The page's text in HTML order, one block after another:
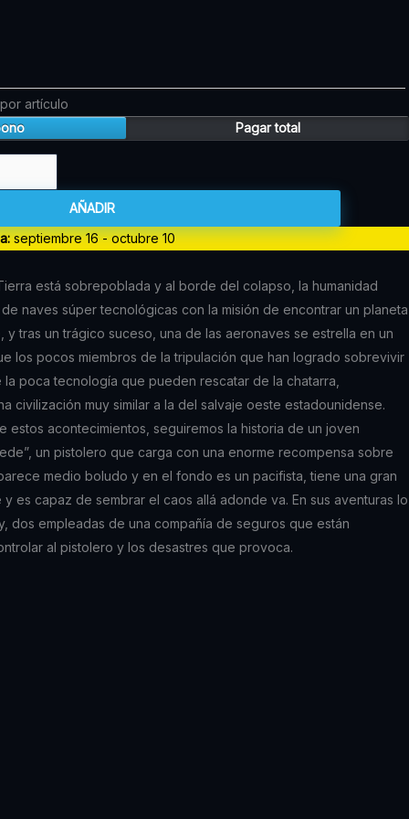
por artículo
Pagar total
AÑADIR
septiembre 16 - octubre 10
está sobrepoblada y al borde del colapso, la humanidad
naves súper tecnológicas con la misión de encontrar un planeta
y tras un trágico suceso, una de las aeronaves se estrella en un
los pocos miembros de la tripulación que han logrado sobrevivir
poca tecnología que pueden rescatar de la chatarra,
civilización muy similar a la del salvaje oeste estadounidense.
estos acontecimientos, seguiremos la historia de un joven
un pistolero que carga con una enorme recompensa sobre
medio boludo y en el fondo es un pacifista, tiene una gran
es capaz de sembrar el caos allá adonde va. En sus aventuras lo
dos empleadas de una compañía de seguros que están
al pistolero y los desastres que provoca.